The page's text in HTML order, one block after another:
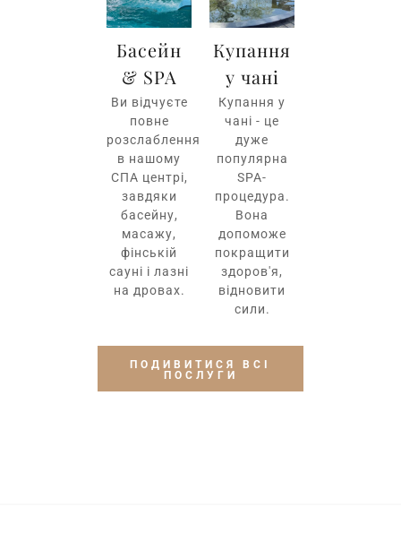
Басейн
& SPA
Ви відчуєте
повне
розслаблення
в нашому
СПА центрі,
завдяки
басейну,
масажу,
фінській
сауні і лазні
на дровах.
Купання
у чані
Купання у
чані - це
дуже
популярна
SPA-
процедура.
Вона
допоможе
покращити
здоров'я,
відновити
сили.
ПОДИВИТИСЯ ВСІ
ПОСЛУГИ